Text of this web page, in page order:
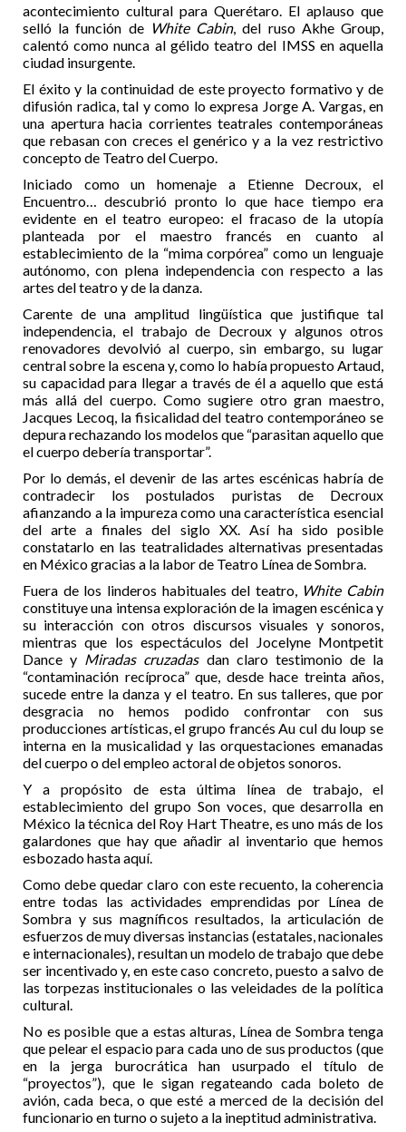
acontecimiento cultural para Querétaro. El aplauso que
selló la función de White Cabin, del ruso Akhe Group,
calentó como nunca al gélido teatro del IMSS en aquella
ciudad insurgente.
El éxito y la continuidad de este proyecto formativo y de
difusión radica, tal y como lo expresa Jorge A. Vargas, en
una apertura hacia corrientes teatrales contemporáneas
que rebasan con creces el genérico y a la vez restrictivo
concepto de Teatro del Cuerpo.
Iniciado como un homenaje a Etienne Decroux, el
Encuentro… descubrió pronto lo que hace tiempo era
evidente en el teatro europeo: el fracaso de la utopía
planteada por el maestro francés en cuanto al
establecimiento de la “mima corpórea” como un lenguaje
autónomo, con plena independencia con respecto a las
artes del teatro y de la danza.
Carente de una amplitud lingüística que justifique tal
independencia, el trabajo de Decroux y algunos otros
renovadores devolvió al cuerpo, sin embargo, su lugar
central sobre la escena y, como lo había propuesto Artaud,
su capacidad para llegar a través de él a aquello que está
más allá del cuerpo. Como sugiere otro gran maestro,
Jacques Lecoq, la fisicalidad del teatro contemporáneo se
depura rechazando los modelos que “parasitan aquello que
el cuerpo debería transportar”.
Por lo demás, el devenir de las artes escénicas habría de
contradecir los postulados puristas de Decroux
afianzando a la impureza como una característica esencial
del arte a finales del siglo XX. Así ha sido posible
constatarlo en las teatralidades alternativas presentadas
en México gracias a la labor de Teatro Línea de Sombra.
Fuera de los linderos habituales del teatro, White Cabin
constituye una intensa exploración de la imagen escénica y
su interacción con otros discursos visuales y sonoros,
mientras que los espectáculos del Jocelyne Montpetit
Dance y Miradas cruzadasdan claro testimonio de la
“contaminación recíproca” que, desde hace treinta años,
sucede entre la danza y el teatro. En sus talleres, que por
desgracia no hemos podido confrontar con sus
producciones artísticas, el grupo francés Au cul du loup se
interna en la musicalidad y las orquestaciones emanadas
del cuerpo o del empleo actoral de objetos sonoros.
Y a propósito de esta última línea de trabajo, el
establecimiento del grupo Son voces, que desarrolla en
México la técnica del Roy Hart Theatre, es uno más de los
galardones que hay que añadir al inventario que hemos
esbozado hasta aquí.
Como debe quedar claro con este recuento, la coherencia
entre todas las actividades emprendidas por Línea de
Sombra y sus magníficos resultados, la articulación de
esfuerzos de muy diversas instancias (estatales, nacionales
e internacionales), resultan un modelo de trabajo que debe
ser incentivado y, en este caso concreto, puesto a salvo de
las torpezas institucionales o las veleidades de la política
cultural.
No es posible que a estas alturas, Línea de Sombra tenga
que pelear el espacio para cada uno de sus productos (que
en la jerga burocrática han usurpado el título de
“proyectos”), que le sigan regateando cada boleto de
avión, cada beca, o que esté a merced de la decisión del
funcionario en turno o sujeto a la ineptitud administrativa.